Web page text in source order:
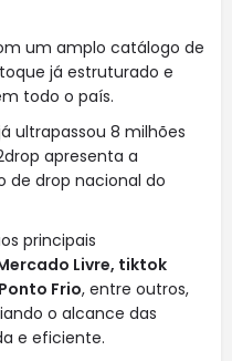
um amplo catálogo de
já estruturado e
todo o país.
ultrapassou 8 milhões
apresenta a
de drop nacional do
principais
Livre, tiktok
Frio, entre outros,
o alcance das
e eficiente.